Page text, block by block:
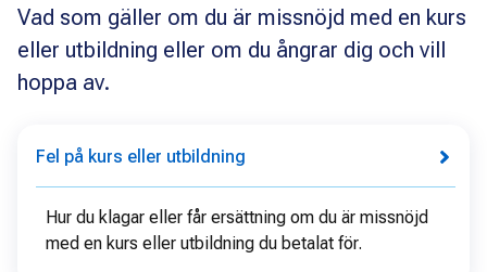
Vad som gäller om du är missnöjd med en kurs
eller utbildning eller om du ångrar dig och vill
hoppa av.
Fel på kurs eller utbildning
Hur du klagar eller får ersättning om du är missnöjd
med en kurs eller utbildning du betalat för.